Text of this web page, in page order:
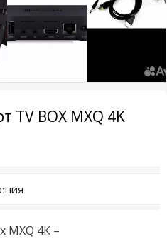
TV BOX MXQ 4K
МXQ 4К –